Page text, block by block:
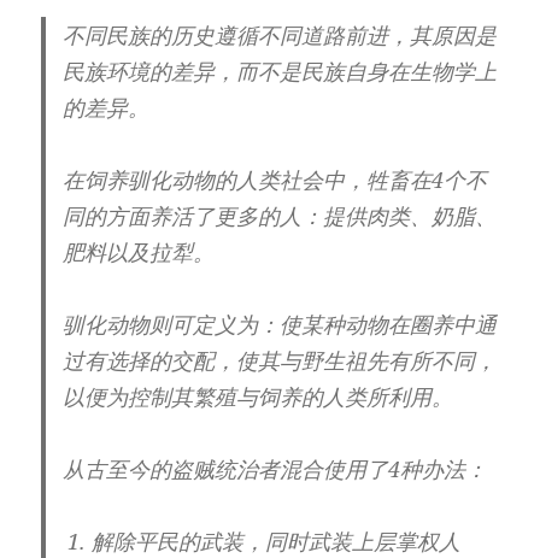
不同民族的历史遵循不同道路前进，其原因是
民族环境的差异，而不是民族自身在生物学上
的差异。
在饲养驯化动物的人类社会中，牲畜在4个不
同的方面养活了更多的人：提供肉类、奶脂、
肥料以及拉犁。
驯化动物则可定义为：使某种动物在圈养中通
过有选择的交配，使其与野生祖先有所不同，
以便为控制其繁殖与饲养的人类所利用。
从古至今的盗贼统治者混合使用了4种办法：
解除平民的武装，同时武装上层掌权人